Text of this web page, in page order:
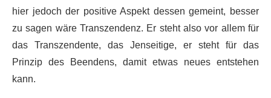
hier jedoch der positive Aspekt dessen gemeint, besser
zu sagen wäre Transzendenz. Er steht also vor allem für
das Transzendente, das Jenseitige, er steht für das
Prinzip des Beendens, damit etwas neues entstehen
kann.